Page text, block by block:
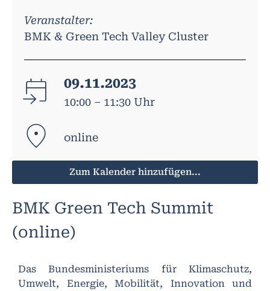
Veranstalter:
BMK & Green Tech Valley Cluster
09.11.2023
10:00 – 11:30 Uhr
online
Zum Kalender hinzufügen...
BMK Green Tech Summit
(online)
Das Bundesministeriums für Klimaschutz,
Umwelt, Energie, Mobilität, Innovation und